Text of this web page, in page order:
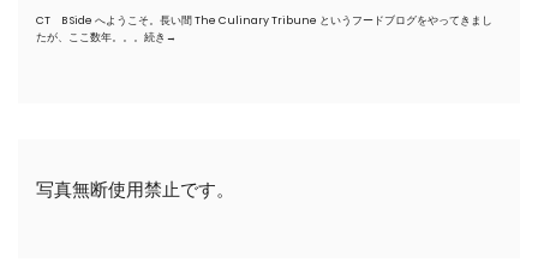
CT B Side へようこそ。長い間 The Culinary Tribune というフードブログをやってきまし
たが、ここ数年。。。 続き→
写真無断使用禁止です。